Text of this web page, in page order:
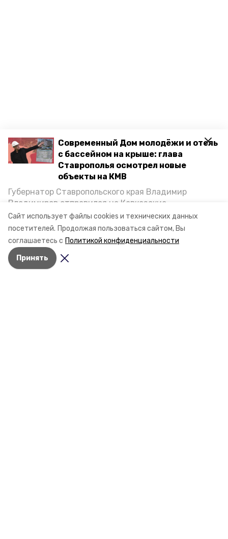
Сайт использует файлы cookies и технических данных
посетителей. Продолжая пользоваться сайтом, Вы
соглашаетесь с Политикой конфиденциальности
Принять
Современный Дом молодёжи и отель
с бассейном на крыше: глава
Ставрополья осмотрел новые
объекты на КМВ
Губернатор Ставропольского края Владимир
Владимиров отправился на Кавказские
Минеральные Воды, чтобы проинспектировать
строительство объектов в Кисловодске и
Минводах, а также выслушать предложения о
постройке новых точек притяжения для местных
жителей. Подробнее — в материале «Победы26».